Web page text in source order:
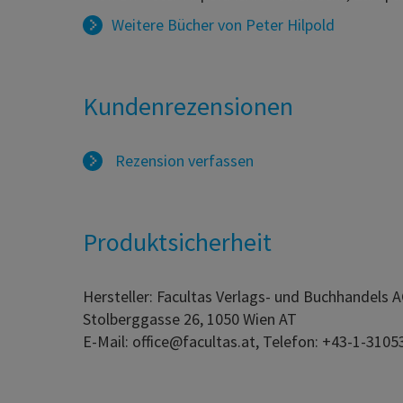
Weitere Bücher von Peter Hilpold
Kundenrezensionen
Rezension verfassen
Produktsicherheit
Hersteller: Facultas Verlags- und Buchhandels
Stolberggasse 26, 1050 Wien AT
E-Mail: office@facultas.at, Telefon: +43-1-